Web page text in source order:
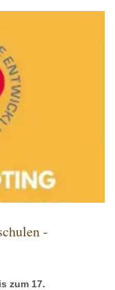
-
zum 17.